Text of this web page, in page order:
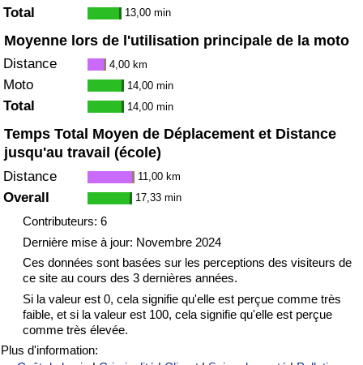
Total 13,00 min
Moyenne lors de l'utilisation principale de la moto
Distance 4,00 km
Moto 14,00 min
Total 14,00 min
Temps Total Moyen de Déplacement et Distance
jusqu'au travail (école)
Distance 11,00 km
Overall 17,33 min
Contributeurs: 6
Dernière mise à jour: Novembre 2024
Ces données sont basées sur les perceptions des visiteurs de
ce site au cours des 3 dernières années.
Si la valeur est 0, cela signifie qu'elle est perçue comme très
faible, et si la valeur est 100, cela signifie qu'elle est perçue
comme très élevée.
Plus d'information: